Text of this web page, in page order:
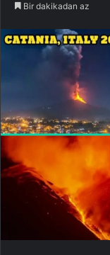
Bir dakikadan az